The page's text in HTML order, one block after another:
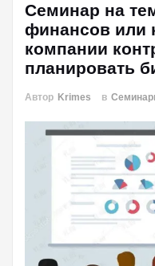
Cеминар на
финансов или
компании
планировать
Автор Krimes в